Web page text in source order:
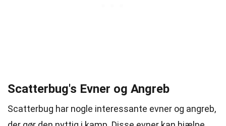
Scatterbug's Evner og Angreb
Scatterbug har nogle interessante evner og angreb,